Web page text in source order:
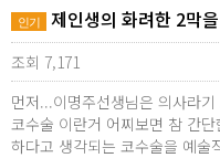
인기 제인생의 화려한 2막
조회 7,171
먼저...이명주선생님은 의사라
코수술 이란거 어찌보면 참 간
하다고 생각되는 코수술을 예술